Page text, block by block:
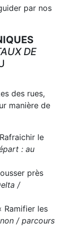
par nos
DE
des rues,
manière de
le
: au
près
/
Ramifier les
/ parcours